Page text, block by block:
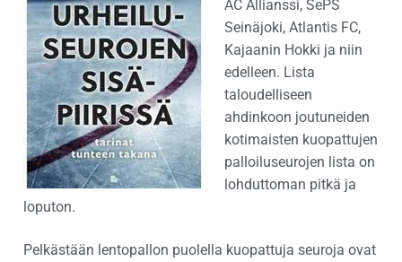
AC Allianssi, SePS
Seinäjoki, Atlantis FC,
Kajaanin Hokki ja niin
edelleen. Lista
taloudelliseen
ahdinkoon joutuneiden
kotimaisten kuopattujen
palloiluseurojen lista on
lohduttoman pitkä ja
loputon.
Pelkästään lentopallon puolella kuopattuja seuroja ovat